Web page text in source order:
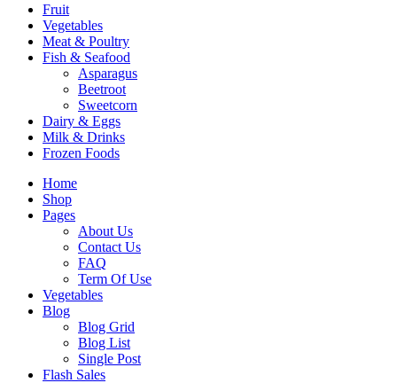
Fruit
Vegetables
Meat & Poultry
Fish & Seafood
Asparagus
Beetroot
Sweetcorn
Dairy & Eggs
Milk & Drinks
Frozen Foods
Home
Shop
Pages
About Us
Contact Us
FAQ
Term Of Use
Vegetables
Blog
Blog Grid
Blog List
Single Post
Flash Sales